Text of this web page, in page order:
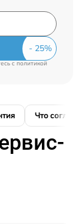
cполитикой
Что